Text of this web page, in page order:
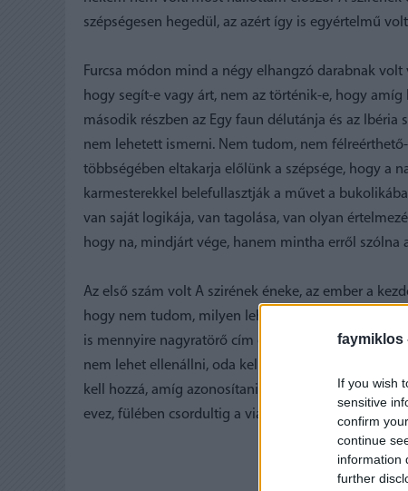
faymiklos
If you wish
sensitive
confirm
continue
information
further
szépségesen hegedül, az azért így is egyértelmű
Furcsa módon mind a négy elhangzó darabnak
hogy segít-e vagy árt, nem az történik-e, hogy
második részben az Egy faun délutánja és az
nem lehetett ismerni. Nem tudom, nem
többségében eltakarja előlünk a szépsége, hogy a
karmesterekkel belefullasztják a művet a
van saját logikája, van tagolása, van olyan
hogy na, mindjárt vége, hanem mintha erről
Az első szám volt A szirének éneke, az ember a
hogy nem tudom, milyen lehetett az igazi szirének
is mennyire nagyratörő cím ez, mintha valaki
nem lehet ellenállni, oda kell kötözni a hallgatót az
kell hozzá, amíg azonosítani tudom magam: nem
evez, fülében csordultig a viasszal.